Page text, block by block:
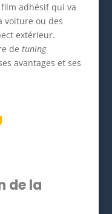
adhésif qui va
voiture ou des
extérieur.
de tuning
avantages et ses
de la